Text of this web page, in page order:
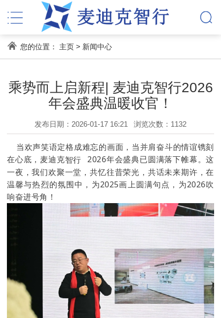
您的位置： 主页> 新闻中心
乘势而上启新程| 麦迪克智行2026
年会盛典温暖收官！
发布日期：2026-01-17 16:21 浏览次数： 1132
当欢声笑语定格成难忘的画面，当并肩奋斗的情谊镌刻
在心底，麦迪克智行
2026年会盛典已圆满落下帷幕。这
一夜，我们欢聚一堂，共忆往昔荣光，共话未来期许，在
温馨与热烈的氛围中，为2025画上圆满句点，为2026吹
响奋进号角！